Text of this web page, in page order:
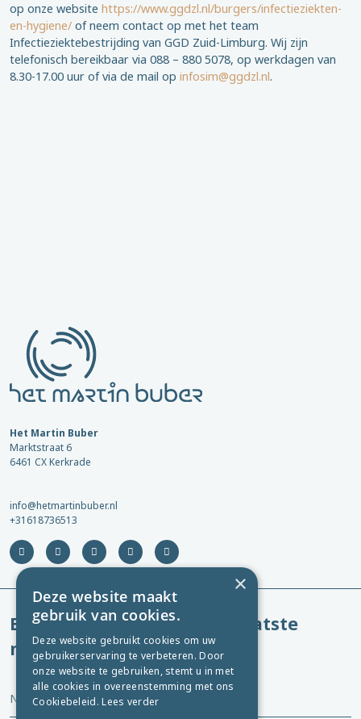
op onze website https://www.ggdzl.nl/burgers/infectieziekten-
en-hygiene/ of neem contact op met het team
Infectieziektebestrijding van GGD Zuid-Limburg. Wij zijn
telefonisch bereikbaar via 088 – 880 5078, op werkdagen van
8.30-17.00 uur of via de mail op infosim@ggdzl.nl.
Het Martin Buber
Marktstraat 6
6461 CX Kerkrade
info@hetmartinbuber.nl
+31618736513
Blijf op de hoogte van het laatste
nieuws!
Naam
×
Deze website maakt
gebruik van cookies.
Deze website gebruikt cookies om uw
gebruikerservaring te verbeteren. Door
onze website te gebruiken, stemt u in met
alle cookies in overeenstemming met ons
Cookiebeleid.Lees verder